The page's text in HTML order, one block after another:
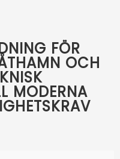
FÖR
OCH
MODERNA